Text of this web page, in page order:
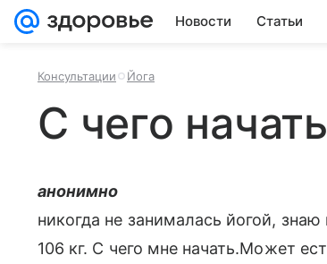
Новости Статьи
Консультации Йога
С чего
анонимно
никогда не занималась йогой,
106 кг. С чего мне начать.Может